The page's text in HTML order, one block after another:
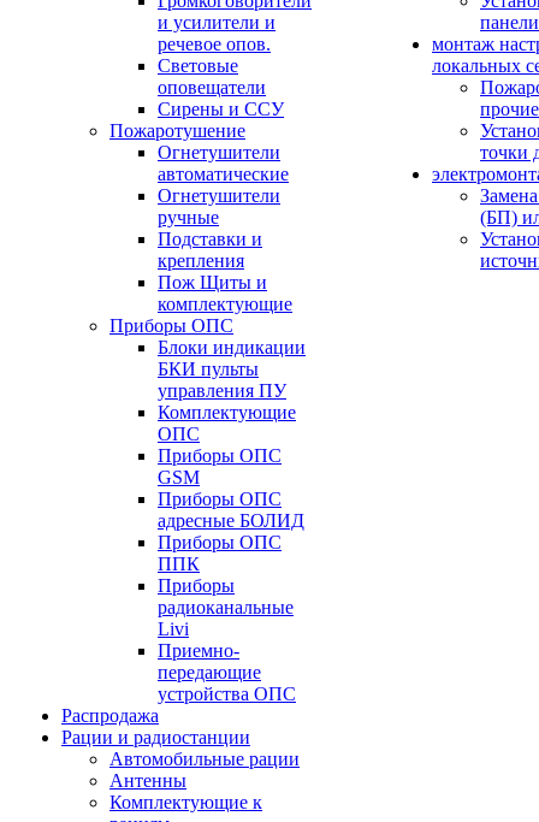
и усилители и
речевое опов.
Световые
оповещатели
Сирены и ССУ
Пожаротушение
Огнетушители
автоматические
Огнетушители
ручные
Подставки и
крепления
Пож Щиты и
комплектующие
Приборы ОПС
Блоки индикации
БКИ пульты
управления ПУ
Комплектующие
ОПС
Приборы ОПС
GSM
Приборы ОПС
адресные БОЛИД
Приборы ОПС
ППК
Приборы
радиоканальные
Livi
Приемно-
передающие
устройства ОПС
Распродажа
Рации и радиостанции
Автомобильные рации
Антенны
Комплектующие к
панели
монтаж
локальных
точки
(БП)